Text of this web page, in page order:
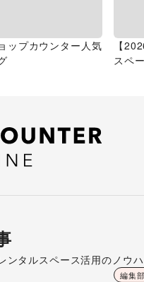
ップカウンター人気
【
スペ
ンタルスペース活用のノウ
編集